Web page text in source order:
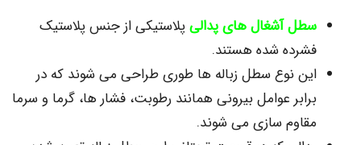
آشغال های پدالیپلاستیکی از جنس پلاستیک
شده هستند.
نوع سطل زباله ها طوری طراحی می شوند که در
عوامل بیرونی همانند رطوبت، فشار ها، گرما و سرما
سازی می شوند.